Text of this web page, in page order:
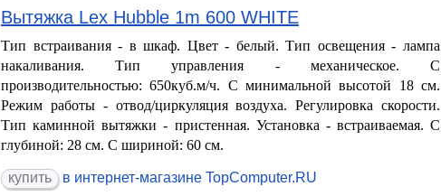
Вытяжка Lex Hubble 1m 600 WHITE
Тип встраивания - в шкаф. Цвет - белый. Тип освещения - лампа
накаливания. Тип управления - механическое. С
производительностью: 650куб.м/ч. С минимальной высотой 18 см.
Режим работы - отвод/циркуляция воздуха. Регулировка скорости.
Тип каминной вытяжки - пристенная. Установка - встраиваемая. С
глубиной: 28 см. С шириной: 60 см.
в интернет-магазине TopComputer.RU